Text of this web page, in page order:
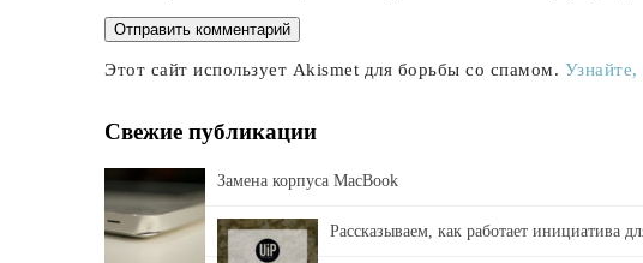
Этот сайт использует Akismet для борьбы со спамом.
Свежие публикации
Замена корпуса MacBook
Рассказываем, как работает инициатива